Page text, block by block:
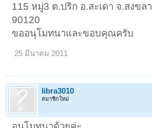
115 หมู่3 ต.ปริก อ.สะเดา จ.สงขลา
90120
ขออนุโมทนาและขอบคุณครับ
25 มีนาคม 2011
libra3010
สมาชิกใหม่